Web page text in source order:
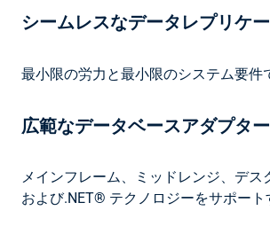
シームレスなデータレプリケ
最小限の労力と最小限のシステム要件
広範なデータベースアダプター
メインフレーム、ミッドレンジ、デ
および.NET® テクノロジーをサポー